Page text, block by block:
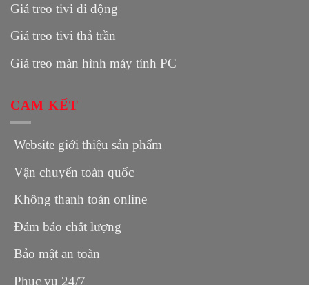
Giá treo tivi di động
Giá treo tivi thả trần
Giá treo màn hình máy tính PC
CAM KẾT
Website giới thiệu sản phẩm
Vận chuyển toàn quốc
Không thanh toán online
Đảm bảo chất lượng
Bảo mật an toàn
Phục vụ 24/7